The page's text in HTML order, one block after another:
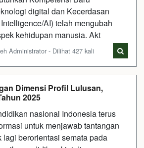
digital dan Kecerdasan
AI) telah mengubah
kehidupan manusia. Akt
Administrator - Dilihat 427 kali
Dimensi Profil Lulusan,
2025
nasional Indonesia terus
untuk menjawab tantangan
lagi berorientasi semata pada